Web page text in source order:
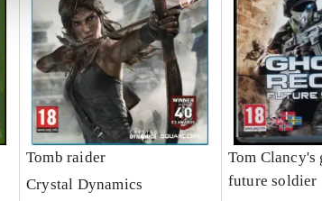
Tomb raider
Crystal Dynamics
Tom Clancy's
future soldier